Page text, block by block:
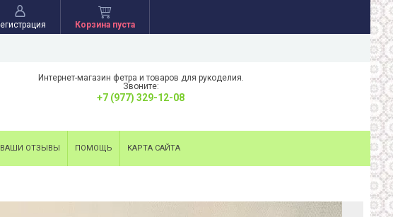
Корзина пуста
Интернет-магазин фетра и товаров для рукоделия.
Звоните:
+7 (977) 329-12-08
ВАШИ ОТЗЫВЫ ПОМОЩЬ КАРТА САЙТА